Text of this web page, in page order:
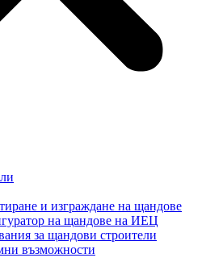
и изграждане на щандове
на щандове на ИЕЦ
за щандови строители
възможности